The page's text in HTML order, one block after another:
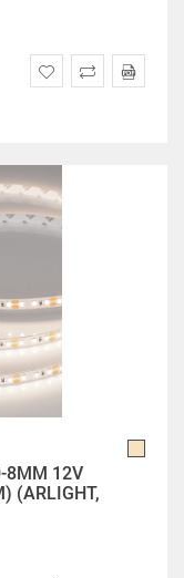
12V
(ARLIGHT,